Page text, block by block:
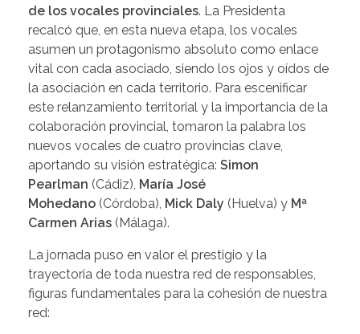
de los vocales provinciales. La Presidenta
recalcó que, en esta nueva etapa, los vocales
asumen un protagonismo absoluto como enlace
vital con cada asociado, siendo los ojos y oídos de
la asociación en cada territorio. Para escenificar
este relanzamiento territorial y la importancia de la
colaboración provincial, tomaron la palabra los
nuevos vocales de cuatro provincias clave,
aportando su visión estratégica: Simon
Pearlman (Cádiz), María José
Mohedano (Córdoba), Mick Daly (Huelva) y Mª
Carmen Arias (Málaga).
La jornada puso en valor el prestigio y la
trayectoria de toda nuestra red de responsables,
figuras fundamentales para la cohesión de nuestra
red: